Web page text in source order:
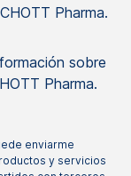
Pharma.
sobre
Pharma.
enviarme
y servicios